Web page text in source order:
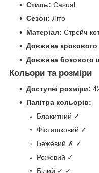
Стиль: Casual
Сезон: Літо
Матеріал: Стрейч-
Довжина крокового
Довжина бокового
Кольори та розміри
Доступні розміри:
Палітра кольорів:
Блакитний ✓
Фісташковий ✓
Бежевий ✗ ✓
Рожевий ✓
Білий ✓ ✓